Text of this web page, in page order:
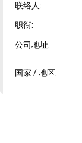
联络人:
职衔:
公司地址:
国家 / 地区: